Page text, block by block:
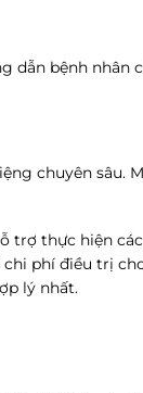
dẫn bệnh nhân
chuyên sâu.
trợ thực hiện
chi phí điều trị
lý nhất.